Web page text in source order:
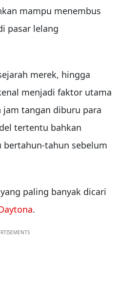
mampu menembus
pasar lelang
merek, hingga
menjadi faktor utama
tangan diburu para
tertentu bahkan
tahun sebelum
paling banyak dicari
.